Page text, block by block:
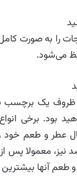
را به صورت کامل
می‌شود.
یک برچسب
بود. برخی
تا ۵ سال عطر و
آنها بیشترین